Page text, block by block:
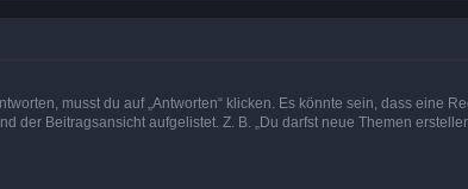
musst du auf „Antworten“ klicken. Es könnte sein, dass eine
Beitragsansicht aufgelistet. Z. B. „Du darfst neue Themen